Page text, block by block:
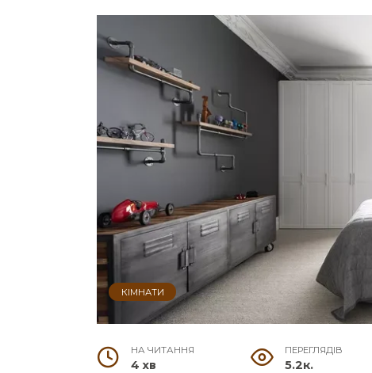
КІМНАТИ
НА ЧИТАННЯ
4 хв
ПЕРЕГЛЯДІВ
5.2к.